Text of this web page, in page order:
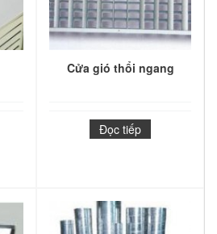
Cửa gió thổi ngang
Đọc tiếp